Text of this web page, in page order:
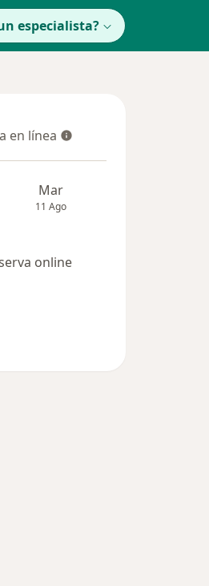
especialista?
línea
en línea
Mar
11 Ago
online